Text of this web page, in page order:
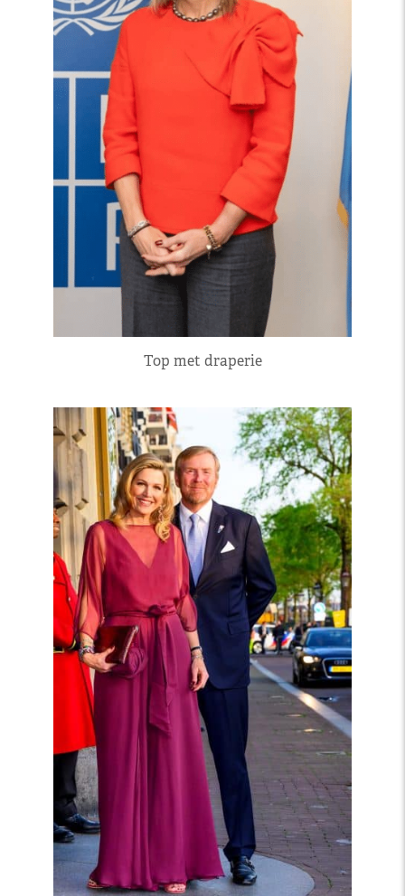
Top met draperie